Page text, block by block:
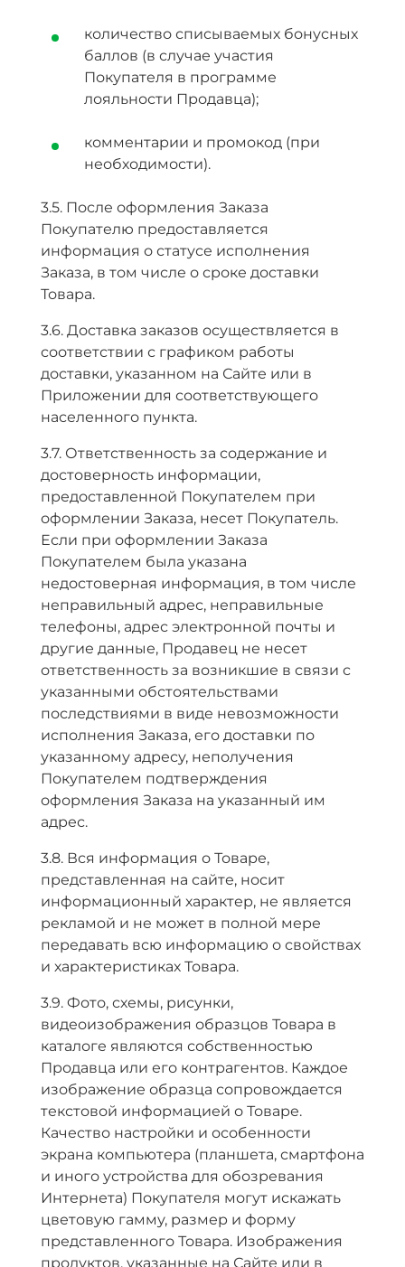
количество списываемых бонусных
баллов (в случае участия
Покупателя в программе
лояльности Продавца);
комментарии и промокод (при
необходимости).
3.5. После оформления Заказа
Покупателю предоставляется
информация о статусе исполнения
Заказа, в том числе о сроке доставки
Товара.
3.6. Доставка заказов осуществляется в
соответствии с графиком работы
доставки, указанном на Сайте или в
Приложении для соответствующего
населенного пункта.
3.7. Ответственность за содержание и
достоверность информации,
предоставленной Покупателем при
оформлении Заказа, несет Покупатель.
Если при оформлении Заказа
Покупателем была указана
недостоверная информация, в том числе
неправильный адрес, неправильные
телефоны, адрес электронной почты и
другие данные, Продавец не несет
ответственность за возникшие в связи с
указанными обстоятельствами
последствиями в виде невозможности
исполнения Заказа, его доставки по
указанному адресу, неполучения
Покупателем подтверждения
оформления Заказа на указанный им
адрес.
3.8. Вся информация о Товаре,
представленная на сайте, носит
информационный характер, не является
рекламой и не может в полной мере
передавать всю информацию о свойствах
и характеристиках Товара.
3.9. Фото, схемы, рисунки,
видеоизображения образцов Товара в
каталоге являются собственностью
Продавца или его контрагентов. Каждое
изображение образца сопровождается
текстовой информацией о Товаре.
Качество настройки и особенности
экрана компьютера (планшета, смартфона
и иного устройства для обозревания
Интернета) Покупателя могут искажать
цветовую гамму, размер и форму
представленного Товара. Изображения
продуктов, указанные на Сайте или в